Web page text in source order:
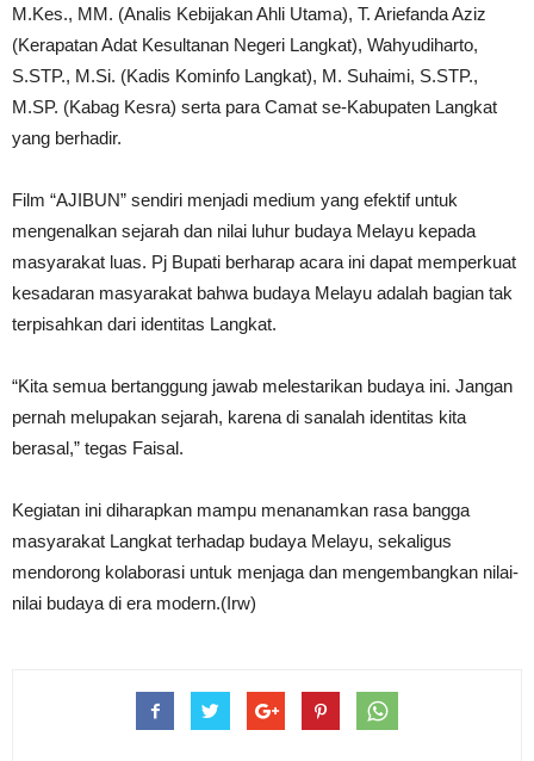
M.Kes., MM. (Analis Kebijakan Ahli Utama), T. Ariefanda Aziz
(Kerapatan Adat Kesultanan Negeri Langkat), Wahyudiharto,
S.STP., M.Si. (Kadis Kominfo Langkat), M. Suhaimi, S.STP.,
M.SP. (Kabag Kesra) serta para Camat se-Kabupaten Langkat
yang berhadir.
Film “AJIBUN” sendiri menjadi medium yang efektif untuk
mengenalkan sejarah dan nilai luhur budaya Melayu kepada
masyarakat luas. Pj Bupati berharap acara ini dapat memperkuat
kesadaran masyarakat bahwa budaya Melayu adalah bagian tak
terpisahkan dari identitas Langkat.
“Kita semua bertanggung jawab melestarikan budaya ini. Jangan
pernah melupakan sejarah, karena di sanalah identitas kita
berasal,” tegas Faisal.
Kegiatan ini diharapkan mampu menanamkan rasa bangga
masyarakat Langkat terhadap budaya Melayu, sekaligus
mendorong kolaborasi untuk menjaga dan mengembangkan nilai-
nilai budaya di era modern.(Irw)